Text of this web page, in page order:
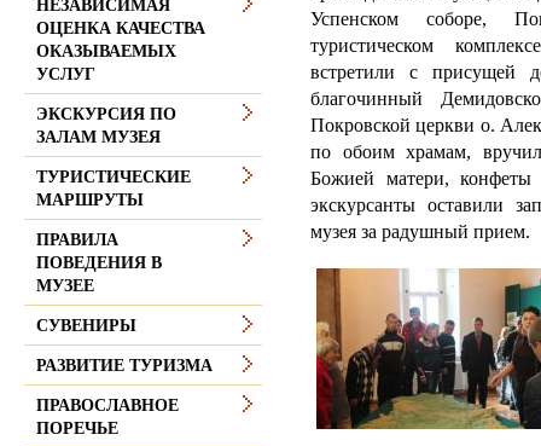
Успенском соборе,
туристическом
встретили с присущей
благочинный
Покровской церкви о.
по обоим храмам,
Божией матери,
экскурсанты оставили
музея за радушный прием.
НЕЗАВИСИМАЯ
ОЦЕНКА КАЧЕСТВА
ОКАЗЫВАЕМЫХ
УСЛУГ
ЭКСКУРСИЯ ПО
ЗАЛАМ МУЗЕЯ
ТУРИСТИЧЕСКИЕ
МАРШРУТЫ
ПРАВИЛА
ПОВЕДЕНИЯ В
МУЗЕЕ
СУВЕНИРЫ
РАЗВИТИЕ ТУРИЗМА
ПРАВОСЛАВНОЕ
ПОРЕЧЬЕ